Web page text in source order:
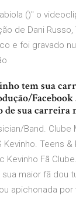
()" o
de Dani Russo,
e foi gravado
tem sua
de sua carreira
Band. Clube
Kevinho. Teens &
Kevinho Fã
sua maior fã dou
apichonada por